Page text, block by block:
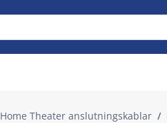
Home Theater anslutningskablar